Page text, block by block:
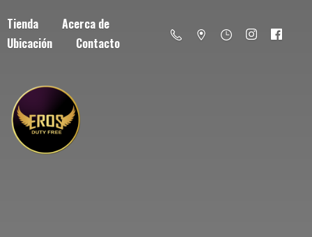
Tienda
Acerca de
Ubicación
Contacto